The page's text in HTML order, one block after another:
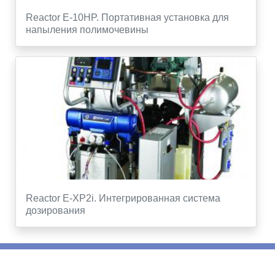
Reactor E-10HP. Портативная установка для
напыления полимочевины
Reactor E-XP2i. Интегрированная система
дозирования